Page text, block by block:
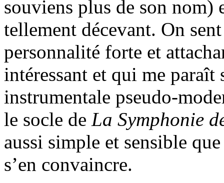
souviens plus de son nom)
tellement décevant. On
personnalité forte et
intéressant et qui me
instrumentale pseudo-
le socle de La Symphonie
aussi simple et sensible
s’en convaincre.